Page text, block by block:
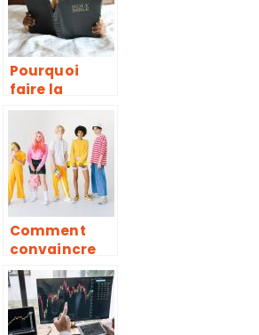
Pourquoi
faire la
lecture à ses
enfants?
Comment
convaincre
votre enfant
de participer
à un séjour
linguistique ?